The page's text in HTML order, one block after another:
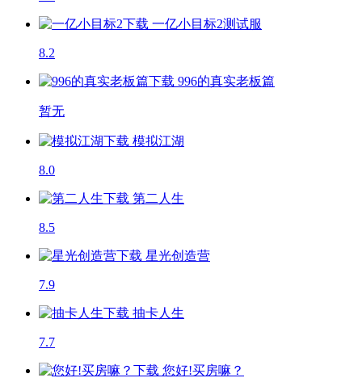
一亿小目标2测试服
8.2
996的真实老板篇
暂无
模拟江湖
8.0
第二人生
8.5
星光创造营
7.9
抽卡人生
7.7
您好!买房嘛？